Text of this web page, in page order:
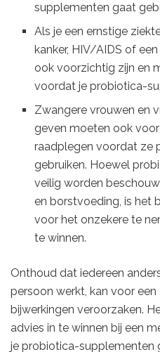
supplementen gaat
Als je een ernstige
kanker, HIV/AIDS of
ook voorzichtig zijn en
voordat je probiotica-
Zwangere vrouwen en
geven moeten ook
raadplegen voordat ze
gebruiken. Hoewel
veilig worden
en borstvoeding, is het
voor het onzekere te
te winnen.
Onthoud dat iedereen
persoon werkt, kan voor
bijwerkingen veroorzaken.
advies in te winnen bij een
je probiotica-supplementen